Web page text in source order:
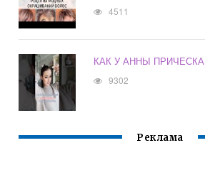
4511
КАК У АННЫ ПРИЧЕСКА
9302
Реклама